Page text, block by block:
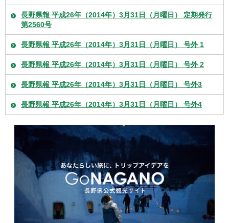
長野県報 平成26年（2014年）3月31日（月曜日） 定期発行
第2560号
長野県報 平成26年（2014年）3月31日（月曜日） 号外 1
長野県報 平成26年（2014年）3月31日（月曜日） 号外 2
長野県報 平成26年（2014年）3月31日（月曜日） 号外3
長野県報 平成26年（2014年）3月31日（月曜日） 号外4